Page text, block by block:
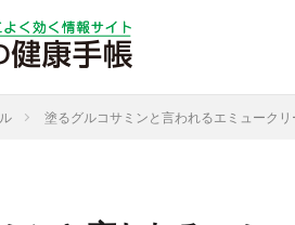
塗るグルコサミンと言われるエミューク